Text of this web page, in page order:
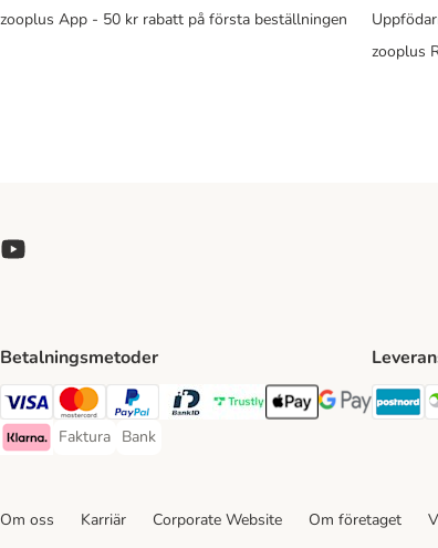
zooplus App - 50 kr rabatt på första beställningen
zooplus
Betalningsmetoder
Visa Payment Method
Mastercard Payment Method
PayPal Payment Method
BankID Payment Method
Trustly Payment Method
Apple Pay Payment
Googple Pay
Klarna Payment Method
Faktura
Faktura Payment Method
Bank
Bank Payment Method
Om oss Karriär Corporate Website Om företaget